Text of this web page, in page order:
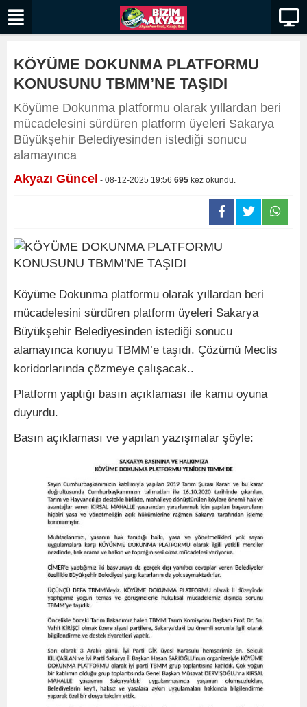
KÖYÜME DOKUNMA PLATFORMU
KONUSUNU TBMM’NE TAŞIDI
Köyüme Dokunma platformu olarak yıllardan beri
mücadelesini sürdüren platform üyeleri Sakarya
Büyükşehir Belediyesinden istediği sonucu
alamayınca
Akyazı Güncel - 08-12-2025 19:56 695 kez okundu.
Köyüme Dokunma platformu olarak yıllardan beri
mücadelesini sürdüren platform üyeleri Sakarya
Büyükşehir Belediyesinden istediği sonucu
alamayınca konuyu TBMM’e taşıdı. Çözümü Meclis
koridorlarında çözmeye çalışacak..
Platform yaptığı basın açıklaması ile kamu oyuna
duyurdu.
Basın açıklaması ve yapılan yazışmalar şöyle: